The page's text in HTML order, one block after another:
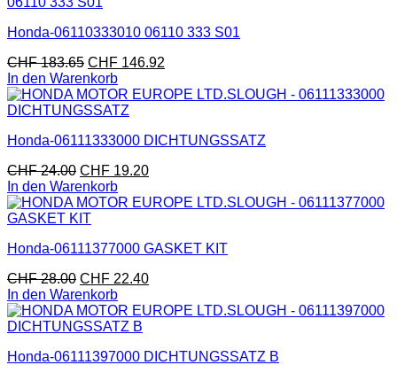
Honda-06110333010 06110 333 S01
CHF183.65 CHF 146.92
In den Warenkorb
Honda-06111333000 DICHTUNGSSATZ
CHF24.00 CHF 19.20
In den Warenkorb
Honda-06111377000 GASKET KIT
CHF28.00 CHF 22.40
In den Warenkorb
Honda-06111397000 DICHTUNGSSATZ B